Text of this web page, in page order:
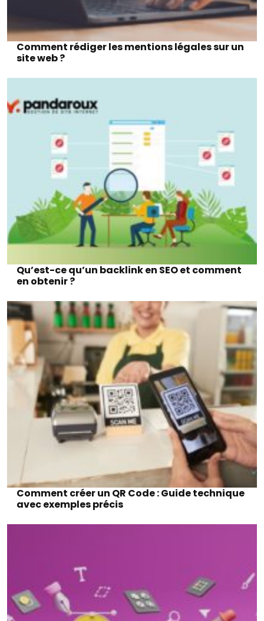
Comment rédiger les mentions légales sur un
site web ?
Qu’est-ce qu’un backlink en SEO et comment
en obtenir ?
Comment créer un QR Code : Guide technique
avec exemples précis